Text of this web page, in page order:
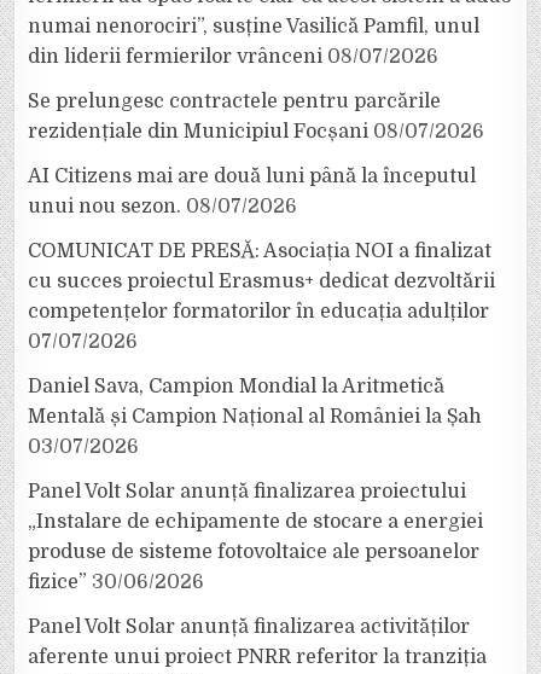
numai nenorociri”, susține Vasilică Pamfil, unul
din liderii fermierilor vrânceni 08/07/2026
Se prelungesc contractele pentru parcările
rezidențiale din Municipiul Focșani 08/07/2026
AI Citizens mai are două luni până la începutul
unui nou sezon. 08/07/2026
COMUNICAT DE PRESĂ: Asociația NOI a finalizat
cu succes proiectul Erasmus+ dedicat dezvoltării
competențelor formatorilor în educația adulților
07/07/2026
Daniel Sava, Campion Mondial la Aritmetică
Mentală și Campion Național al României la Șah
03/07/2026
Panel Volt Solar anunță finalizarea proiectului
„Instalare de echipamente de stocare a energiei
produse de sisteme fotovoltaice ale persoanelor
fizice” 30/06/2026
Panel Volt Solar anunță finalizarea activităților
aferente unui proiect PNRR referitor la tranziția